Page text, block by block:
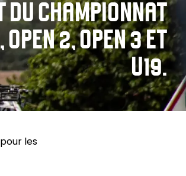
DU CHAMPIONNAT
OPEN 2, OPEN 3 ET
U19.
les